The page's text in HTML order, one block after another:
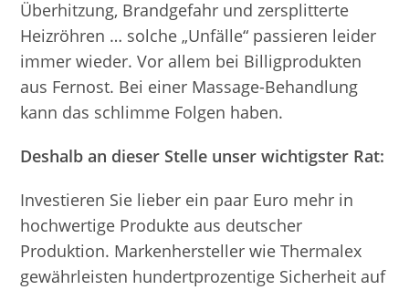
Überhitzung, Brandgefahr und zersplitterte
Heizröhren … solche „Unfälle“ passieren leider
immer wieder. Vor allem bei Billigprodukten
aus Fernost. Bei einer Massage-Behandlung
kann das schlimme Folgen haben.
Deshalb an dieser Stelle unser wichtigster Rat:
Investieren Sie lieber ein paar Euro mehr in
hochwertige Produkte aus deutscher
Produktion. Markenhersteller wie Thermalex
gewährleisten hundertprozentige Sicherheit auf